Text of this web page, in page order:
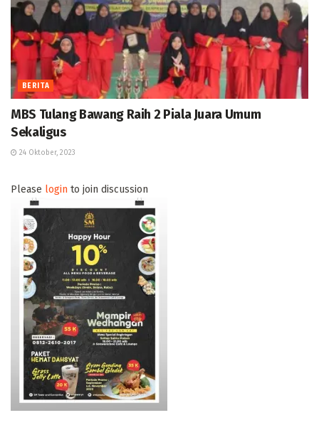
BERITA
MBS Tulang Bawang Raih 2 Piala Juara Umum
Sekaligus
24 Oktober, 2023
Please login to join discussion